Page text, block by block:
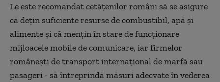
Le este recomandat cetăţenilor români să se asigure
că deţin suficiente resurse de combustibil, apă şi
alimente şi că menţin în stare de funcţionare
mijloacele mobile de comunicare, iar firmelor
româneşti de transport internaţional de marfă sau
pasageri - să întreprindă măsuri adecvate în vederea